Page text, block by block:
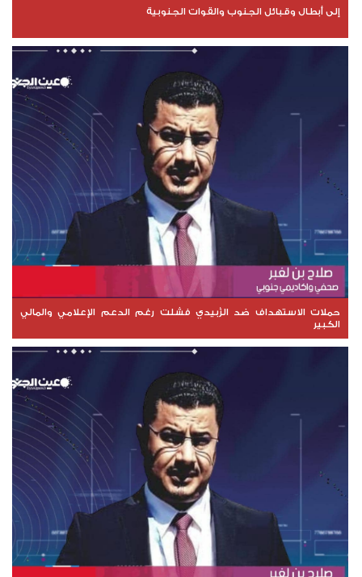
إلى أبطال وقبائل الجنوب والقوات الجنوبية
حملات الاستهداف ضد الزُبيدي فشلت رغم الدعم الإعلامي والمالي
الكبير